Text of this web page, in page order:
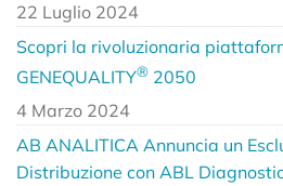
22 Luglio 2024
Scopri la rivoluzionaria
GENEQUALITY® 2050
4 Marzo 2024
AB ANALITICA Annuncia un
Distribuzione con ABL